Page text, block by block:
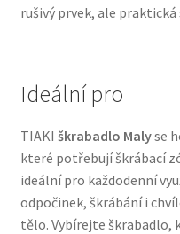
Purizon pro psy —
Vodítka a obojky
Wolf of Wilderness
rušivý prvek, ale
Ideální pro
TIAKI škrabadlo Malyse
které potřebují škrábací
ideální pro každodenní
odpočinek, škrábání i
tělo. Vybírejte škrabadlo,